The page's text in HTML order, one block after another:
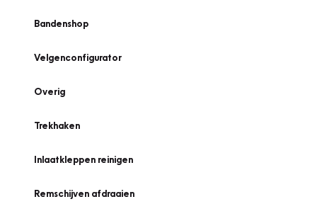
Bandenshop
Velgenconfigurator
Overig
Trekhaken
Inlaatkleppen reinigen
Remschijven afdraaien